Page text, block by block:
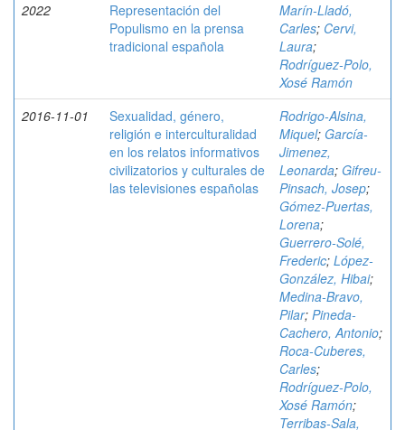
2022
Representación del
Populismo en la prensa
tradicional española
Marín-Lladó,
Carles; Cervi,
Laura;
Rodríguez-Polo,
Xosé Ramón
2016-11-01
Sexualidad, género,
religión e interculturalidad
en los relatos informativos
civilizatorios y culturales de
las televisiones españolas
Rodrigo-Alsina,
Miquel; García-
Jimenez,
Leonarda; Gifreu-
Pinsach, Josep;
Gómez-Puertas,
Lorena;
Guerrero-Solé,
Frederic; López-
González, Hibai;
Medina-Bravo,
Pilar; Pineda-
Cachero, Antonio;
Roca-Cuberes,
Carles;
Rodríguez-Polo,
Xosé Ramón;
Terribas-Sala,